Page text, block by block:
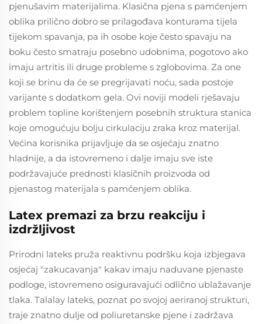
pjenušavim materijalima. Klasična pjena s pamćenjem
oblika prilično dobro se prilagođava konturama tijela
tijekom spavanja, pa ih osobe koje često spavaju na
boku često smatraju posebno udobnima, pogotovo ako
imaju artritis ili druge probleme s zglobovima. Za one
koji se brinu da će se pregrijavati noću, sada postoje
varijante s dodatkom gela. Ovi noviji modeli rješavaju
problem topline korištenjem posebnih struktura stanica
koje omogućuju bolju cirkulaciju zraka kroz materijal.
Većina korisnika prijavljuje da se osjećaju znatno
hladnije, a da istovremeno i dalje imaju sve iste
podržavajuće prednosti klasičnih proizvoda od
pjenastog materijala s pamćenjem oblika.
Latex premazi za brzu reakciju i
izdržljivost
Prirodni lateks pruža reaktivnu podršku koja izbjegava
osjećaj "zakucavanja" kakav imaju naduvane pjenaste
podloge, istovremeno osiguravajući odlično ublažavanje
tlaka. Talalay lateks, poznat po svojoj aeriranoj strukturi,
traje znatno dulje od poliuretanske pjenе i zadržava